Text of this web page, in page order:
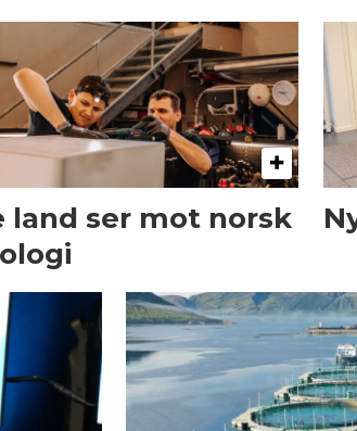
land ser mot norsk